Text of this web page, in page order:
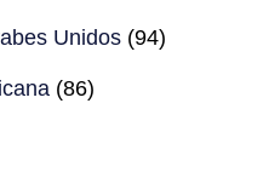
Unidos (94)
(86)